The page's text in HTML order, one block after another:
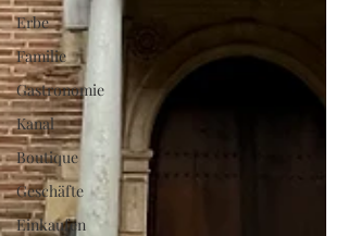
Erbe
Familie
Gastronomie
Kanal
Boutique
Geschäfte
Einkaufen